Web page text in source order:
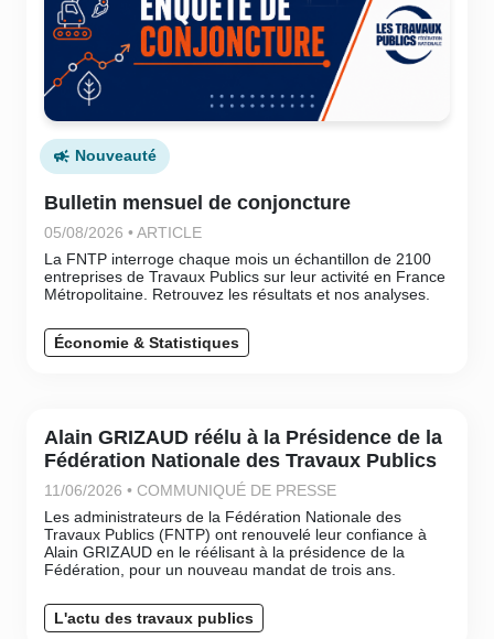
Nouveauté
Bulletin mensuel de conjoncture
05/08/2026 • ARTICLE
La FNTP interroge chaque mois un échantillon de 2100
entreprises de Travaux Publics sur leur activité en France
Métropolitaine. Retrouvez les résultats et nos analyses.
Économie & Statistiques
Alain GRIZAUD réélu à la Présidence de la
Fédération Nationale des Travaux Publics
11/06/2026 • COMMUNIQUÉ DE PRESSE
Les administrateurs de la Fédération Nationale des
Travaux Publics (FNTP) ont renouvelé leur confiance à
Alain GRIZAUD en le réélisant à la présidence de la
Fédération, pour un nouveau mandat de trois ans.
L'actu des travaux publics